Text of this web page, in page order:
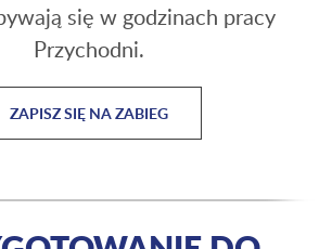
się w godzinach pracy
Przychodni.
ZAPISZ SIĘ NA ZABIEG